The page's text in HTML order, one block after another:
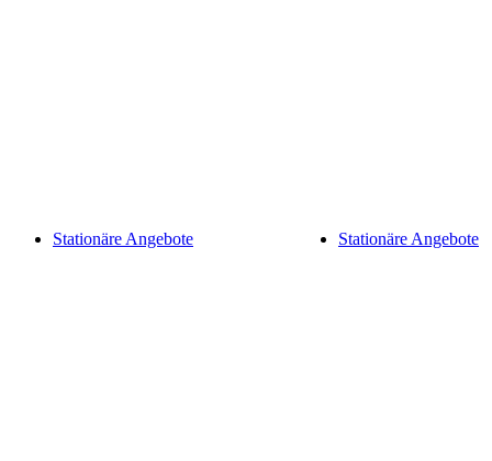
Stationäre Angebote Stationäre Angebote